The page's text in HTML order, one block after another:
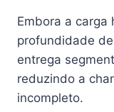
Embora a carga
profundidade
entrega
reduzindo a
incompleto.